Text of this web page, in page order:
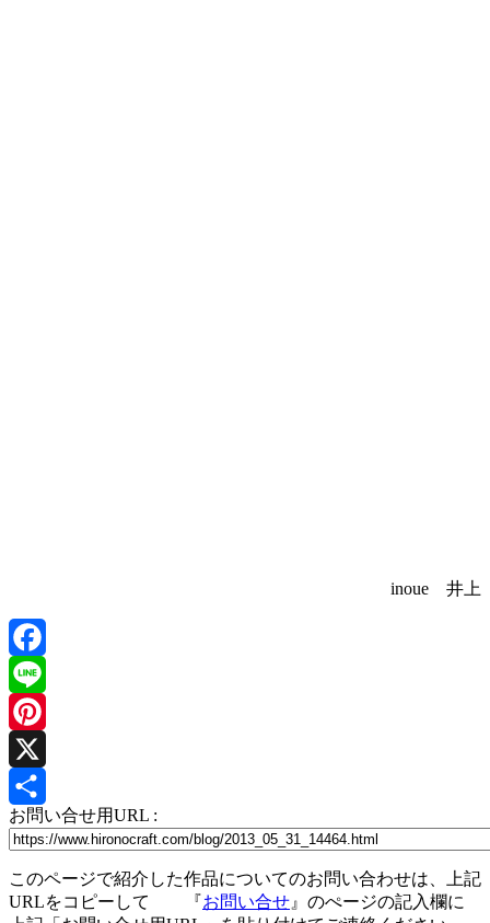
inoue 井上
Facebook
Line
Pinterest
X
共
お問い合せ用URL :
このページで紹介した作品についてのお問い合わせは、上記
URLをコピーして 『お問い合せ 』のぺージの記入欄に